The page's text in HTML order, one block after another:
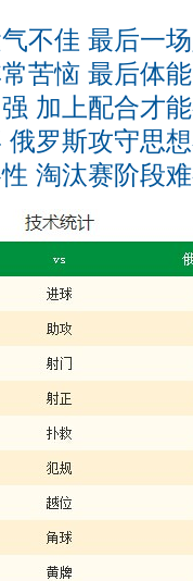
不佳 最后一
苦恼 最后体
加上配合才
罗斯攻守思
淘汰赛阶段